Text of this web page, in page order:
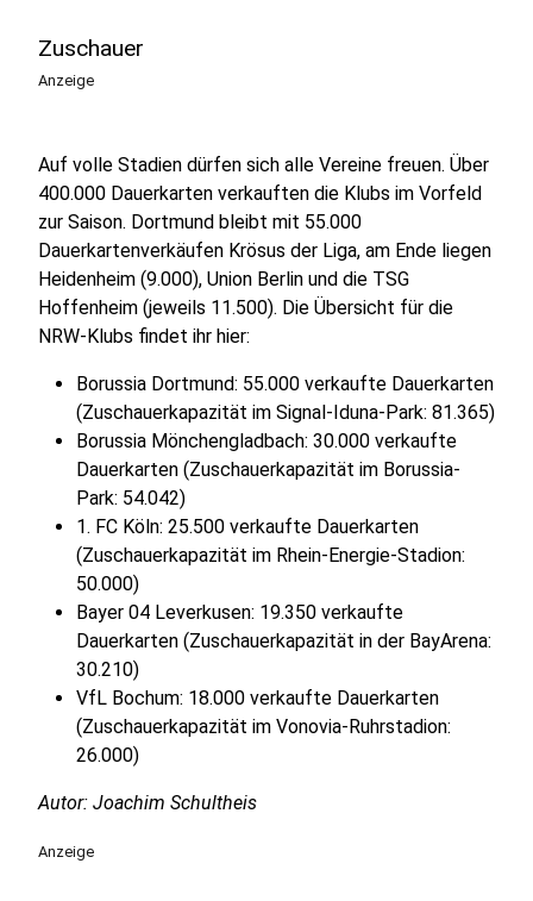
Zuschauer
Anzeige
Auf volle Stadien dürfen sich alle Vereine freuen. Über
400.000 Dauerkarten verkauften die Klubs im Vorfeld
zur Saison. Dortmund bleibt mit 55.000
Dauerkartenverkäufen Krösus der Liga, am Ende liegen
Heidenheim (9.000), Union Berlin und die TSG
Hoffenheim (jeweils 11.500). Die Übersicht für die
NRW-Klubs findet ihr hier:
Borussia Dortmund: 55.000 verkaufte Dauerkarten
(Zuschauerkapazität im Signal-Iduna-Park: 81.365)
Borussia Mönchengladbach: 30.000 verkaufte
Dauerkarten (Zuschauerkapazität im Borussia-
Park: 54.042)
1. FC Köln: 25.500 verkaufte Dauerkarten
(Zuschauerkapazität im Rhein-Energie-Stadion:
50.000)
Bayer 04 Leverkusen: 19.350 verkaufte
Dauerkarten (Zuschauerkapazität in der BayArena:
30.210)
VfL Bochum: 18.000 verkaufte Dauerkarten
(Zuschauerkapazität im Vonovia-Ruhrstadion:
26.000)
Autor: Joachim Schultheis
Anzeige